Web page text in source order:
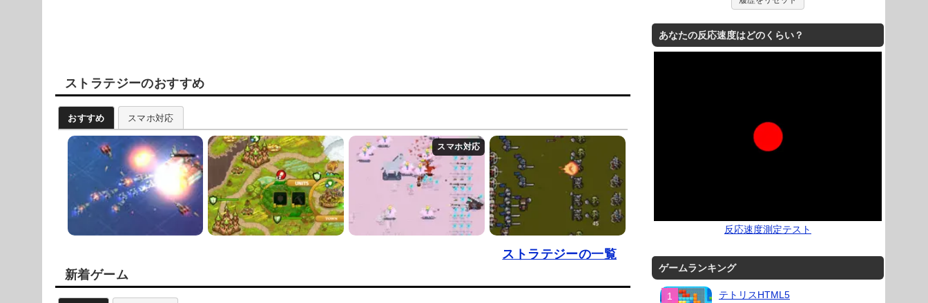
ストラテジーのおすすめ
おすすめ スマホ対応
ストラテジーの一覧
新着ゲーム
あなたの反応速度はどのくらい？
反応速度測定テスト
ゲームランキング
テトリスHTML5